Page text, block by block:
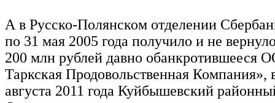
А в Русско-Полянском отделении
по 31 мая 2005 года получило и не
200 млн рублей давно обанкротившееся
Таркская Продовольственная Компания»,
августа 2011 года Куйбышевский